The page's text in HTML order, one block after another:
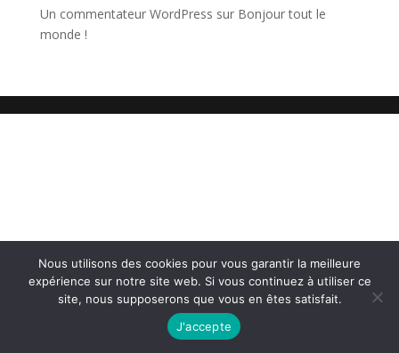
Un commentateur WordPress sur Bonjour tout le
monde !
Nous utilisons des cookies pour vous garantir la meilleure
expérience sur notre site web. Si vous continuez à utiliser ce
site, nous supposerons que vous en êtes satisfait.
J'accepte